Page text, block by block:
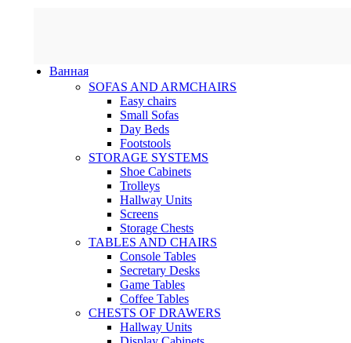
Ванная
SOFAS AND ARMCHAIRS
Easy chairs
Small Sofas
Day Beds
Footstools
STORAGE SYSTEMS
Shoe Cabinets
Trolleys
Hallway Units
Screens
Storage Chests
TABLES AND CHAIRS
Console Tables
Secretary Desks
Game Tables
Coffee Tables
CHESTS OF DRAWERS
Hallway Units